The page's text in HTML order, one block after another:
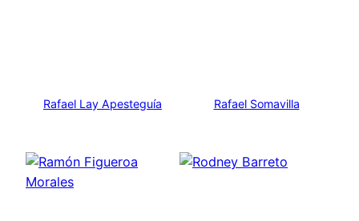
Rafael Lay Apesteguía Rafael Somavilla